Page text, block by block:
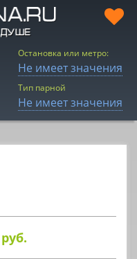
Остановка или метро:
Не имеет значения
Тип парной
Не имеет значения
руб.